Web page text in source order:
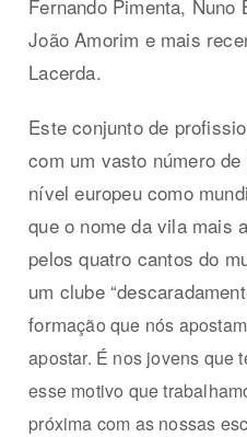
Fernando Pimenta,
João Amorim e mais
Lacerda.
Este conjunto de
com um vasto número
nível europeu como
que o nome da vila mais
pelos quatro cantos do
um clube
formação que nós
apostar. É nos jovens que
esse motivo que
próxima com as nossas